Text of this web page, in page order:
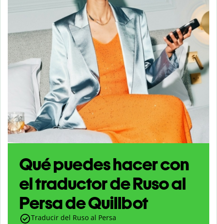
Qué puedes hacer con
el traductor de Ruso al
Persa de Quillbot
Traducir del Ruso al Persa